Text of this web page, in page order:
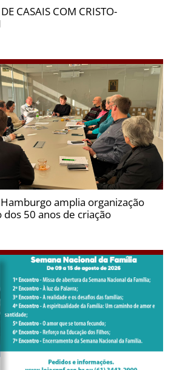
CASAIS COM CRISTO-
amplia organização
dos 50 anos de criação